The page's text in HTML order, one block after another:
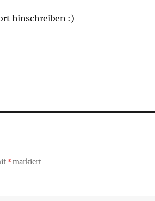
hinschreiben :)
*markiert